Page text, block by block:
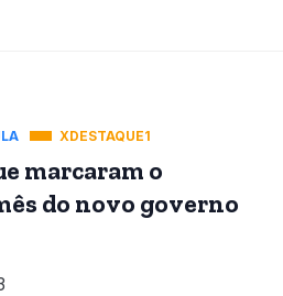
XDESTAQUE1
marcaram o
do novo governo